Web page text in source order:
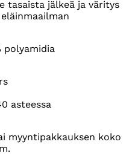
tasaista jälkeä ja väritys
polyamidia
asteessa
myyntipakkauksen koko